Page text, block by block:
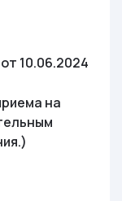
10.06.2024
на